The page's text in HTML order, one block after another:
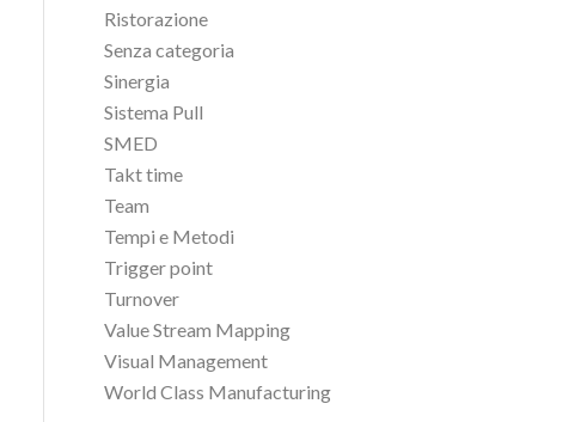
Ristorazione
Senza categoria
Sinergia
Sistema Pull
SMED
Takt time
Team
Tempi e Metodi
Trigger point
Turnover
Value Stream Mapping
Visual Management
World Class Manufacturing